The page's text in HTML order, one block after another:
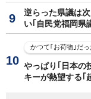
逆らった県議は
い｢自民党福岡県
かつて｢お荷物｣だ
やっぱり｢日本の
キーが熱望する｢